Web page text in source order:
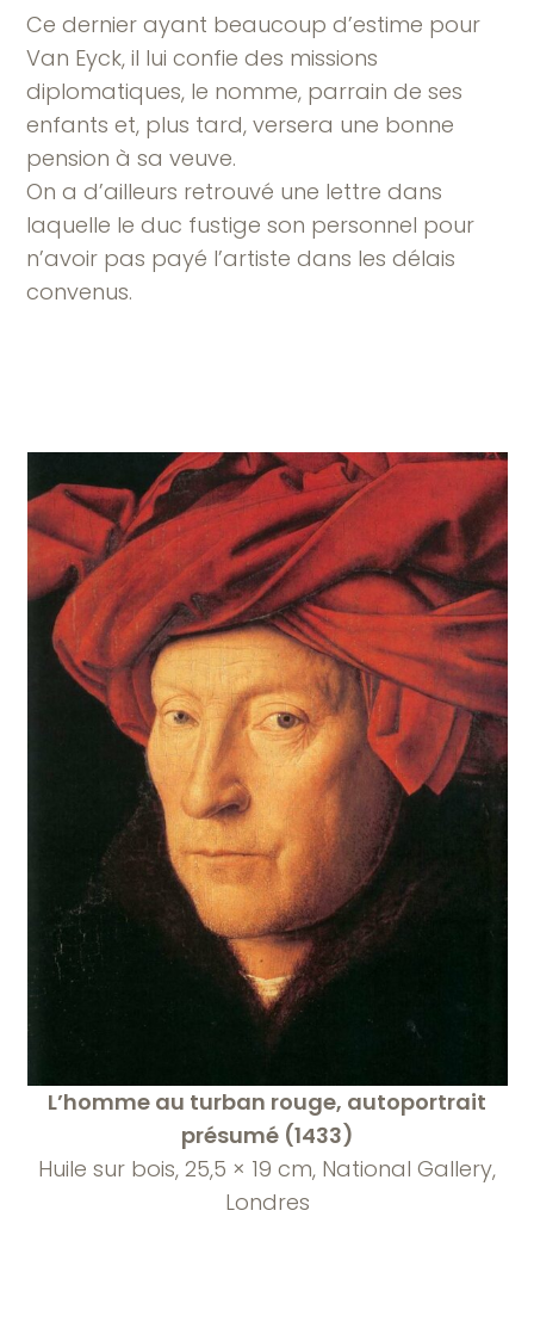
Ce dernier ayant beaucoup d’estime pour
Van Eyck, il lui confie des missions
diplomatiques, le nomme, parrain de ses
enfants et, plus tard, versera une bonne
pension à sa veuve.
On a d’ailleurs retrouvé une lettre dans
laquelle le duc fustige son personnel pour
n’avoir pas payé l’artiste dans les délais
convenus.
L’homme au turban rouge, autoportrait
présumé (1433)
Huile sur bois, 25,5 × 19 cm, National Gallery,
Londres